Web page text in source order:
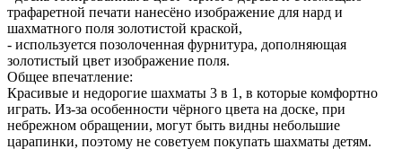
трафаретной печати нанесёно изображение для нард и
шахматного поля золотистой краской,
- используется позолоченная фурнитура, дополняющая
золотистый цвет изображение поля.
Общее впечатление:
Красивые и недорогие шахматы 3 в 1, в которые комфортно
играть. Из-за особенности чёрного цвета на доске, при
небрежном обращении, могут быть видны небольшие
царапинки, поэтому не советуем покупать шахматы детям.